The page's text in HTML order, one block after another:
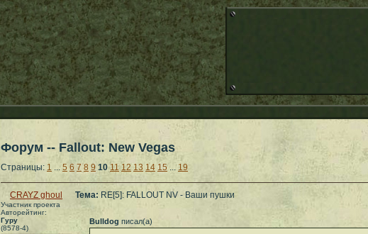
Форум -- Fallout: New Vegas
Страницы: 1 ... 5 6 7 8 9 10 11 12 13 14 15 ... 19
CRAYZ ghoul
Участник проекта
Авторейтинг:
Гуру
(8578-4)
Тема: RE[5]: FALLOUT NV - Ваши пушки
Bulldog писал(а)